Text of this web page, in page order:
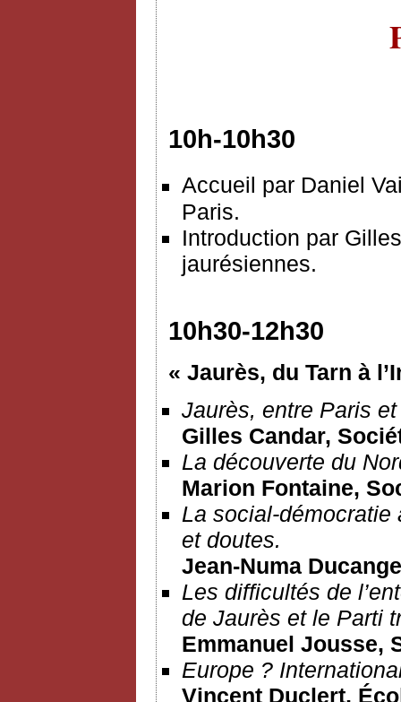
10h-10h30
Accueil par Daniel
Paris.
Introduction par
jaurésiennes.
10h30-12h30
« Jaurès, du Tarn à
Jaurès, entre Paris
Gilles Candar,
La découverte du
Marion Fontaine,
La social-
et doutes.
Jean-Numa
Les difficultés de
de Jaurès et le Parti
Emmanuel Jousse,
Europe ?
Vincent Duclert,